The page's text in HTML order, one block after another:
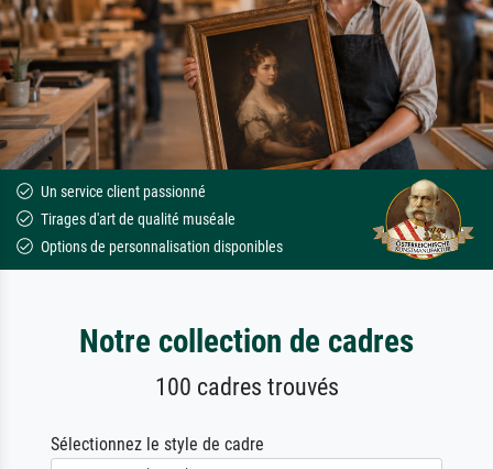
Un service client passionné
Tirages d'art de qualité muséale
Options de personnalisation disponibles
Notre collection de cadres
100 cadres trouvés
Sélectionnez le style de cadre